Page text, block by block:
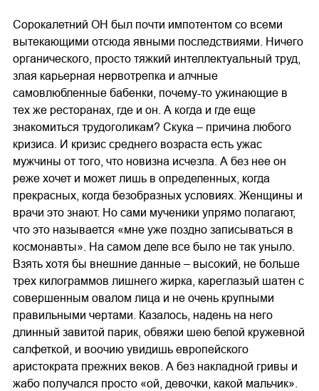
Сорокалетний ОН был почти импотентом со всеми
вытекающими отсюда явными последствиями. Ничего
органического, просто тяжкий интеллектуальный труд,
злая карьерная нервотрепка и алчные
самовлюбленные бабенки, почему-то ужинающие в
тех же ресторанах, где и он. А когда и где еще
знакомиться трудоголикам? Скука – причина любого
кризиса. И кризис среднего возраста есть ужас
мужчины от того, что новизна исчезла. А без нее он
реже хочет и может лишь в определенных, когда
прекрасных, когда безобразных условиях. Женщины и
врачи это знают. Но сами мученики упрямо полагают,
что это называется «мне уже поздно записываться в
космонавты». На самом деле все было не так уныло.
Взять хотя бы внешние данные – высокий, не больше
трех килограммов лишнего жирка, кареглазый шатен с
совершенным овалом лица и не очень крупными
правильными чертами. Казалось, надень на него
длинный завитой парик, обвяжи шею белой кружевной
салфеткой, и воочию увидишь европейского
аристократа прежних веков. А без накладной гривы и
жабо получался просто «ой, девочки, какой мальчик».